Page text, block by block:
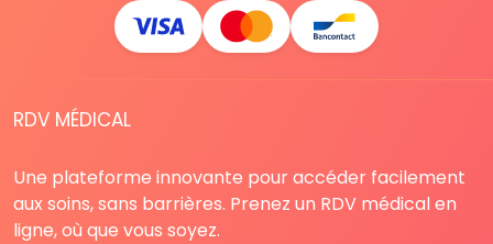
RDV MÉDICAL
Une plateforme innovante pour accéder facilement
aux soins, sans barrières. Prenez un RDV médical en
ligne, où que vous soyez.